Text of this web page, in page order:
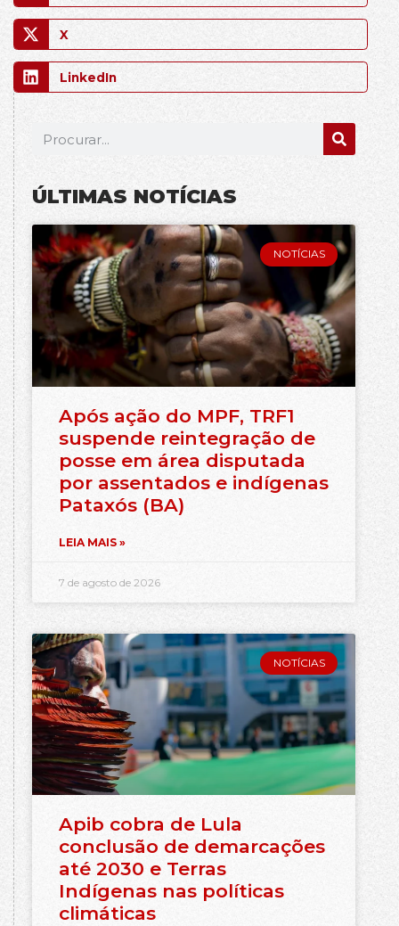
X
LinkedIn
ÚLTIMAS NOTÍCIAS
NOTÍCIAS
Após ação do MPF, TRF1
suspende reintegração de
posse em área disputada
por assentados e indígenas
Pataxós (BA)
LEIA MAIS »
7 de agosto de 2026
NOTÍCIAS
Apib cobra de Lula
conclusão de demarcações
até 2030 e Terras
Indígenas nas políticas
climáticas